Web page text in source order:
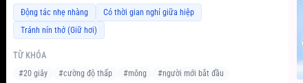
Động tác nhẹ nhàng
Có thời gian nghỉ giữa hiệp
Tránh nín thở (Giữ hơi)
TỪ KHÓA
#20 giây #cường độ thấp #mông #người mới bắt đầu